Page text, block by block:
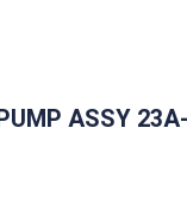
ASSY